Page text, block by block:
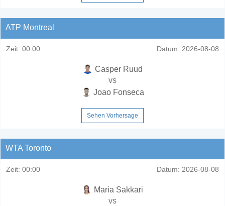
ATP Montreal
Zeit: 00:00 Datum: 2026-08-08
Casper Ruud
vs
Joao Fonseca
Sehen Vorhersage
WTA Toronto
Zeit: 00:00 Datum: 2026-08-08
Maria Sakkari
vs